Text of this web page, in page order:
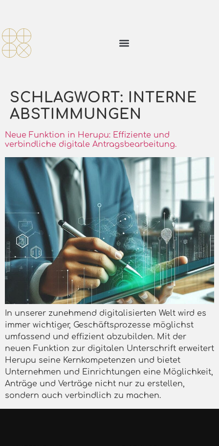
SCHLAGWORT: INTERNE
ABSTIMMUNGEN
Neue Funktion in Herupu: Effiziente und
verbindliche digitale Antragsbearbeitung.
In unserer zunehmend digitalisierten Welt wird es
immer wichtiger, Geschäftsprozesse möglichst
umfassend und effizient abzubilden. Mit der
neuen Funktion zur digitalen Unterschrift erweitert
Herupu seine Kernkompetenzen und bietet
Unternehmen und Einrichtungen eine Möglichkeit,
Anträge und Verträge nicht nur zu erstellen,
sondern auch verbindlich zu machen.